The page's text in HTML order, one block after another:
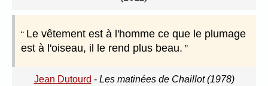
Le vêtement est à l'homme ce que le plumage
est à l'oiseau, il le rend plus beau.
Jean Dutourd - Les matinées de Chaillot (1978)